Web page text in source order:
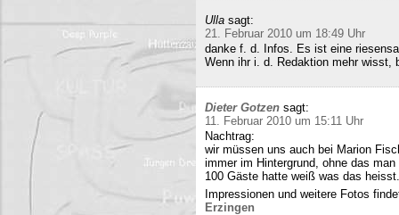
Ulla sagt:
21. Februar 2010 um 18:49 Uhr
danke f. d. Infos. Es ist eine
Wenn ihr i. d. Redaktion mehr wisst,
Dieter Gotzen sagt:
11. Februar 2010 um 15:11 Uhr
Nachtrag:
wir müssen uns auch bei Marion
immer im Hintergrund, ohne das
100 Gäste hatte weiß was das heisst.
Impressionen und weitere Fotos
Erzingen